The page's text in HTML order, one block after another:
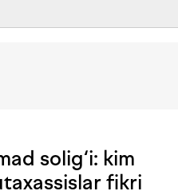
solig‘i: kim
fikri